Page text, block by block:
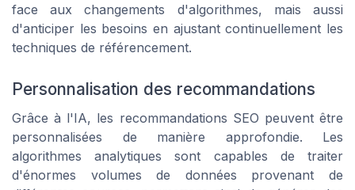
face aux changements d'algorithmes, mais aussi
d'anticiper les besoins en ajustant continuellement les
techniques de référencement.
Personnalisation des recommandations
Grâce à l'IA, les recommandations SEO peuvent être
personnalisées de manière approfondie. Les
algorithmes analytiques sont capables de traiter
d'énormes volumes de données provenant de